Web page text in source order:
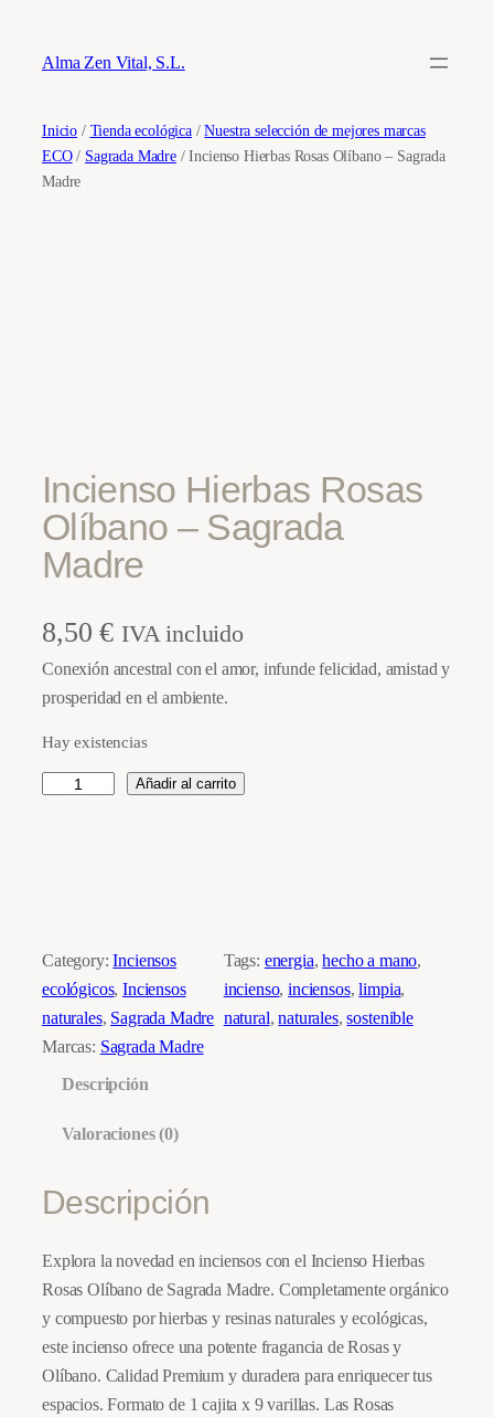
Alma Zen Vital, S.L.
Inicio / Tienda ecológica/Nuestra selección de mejores marcas
ECO/ Sagrada Madre/ Incienso Hierbas Rosas Olíbano – Sagrada
Madre
Incienso Hierbas Rosas
Olíbano – Sagrada
Madre
8,50€ IVA incluido
Conexión ancestral con el amor, infunde felicidad, amistad y
prosperidad en el ambiente.
Hay existencias
s
o
H
i
s
R
s
a
s
O
Añadir al carrito
Category:Inciensos
ecológicos, Inciensos
naturales, Sagrada Madre
Tags: energia, hecho a mano
incienso, inciensos, limpia
natural, naturales, sostenible
Marcas: Sagrada Madre
Descripción
Valoraciones (0)
Descripción
Explora la novedad en inciensos con el Incienso Hierbas
Rosas Olíbano de Sagrada Madre. Completamente orgánico
y compuesto por hierbas y resinas naturales y ecológicas,
este incienso ofrece una potente fragancia de Rosas y
Olíbano. Calidad Premium y duradera para enriquecer tus
espacios. Formato de 1 cajita x 9 varillas. Las Rosas